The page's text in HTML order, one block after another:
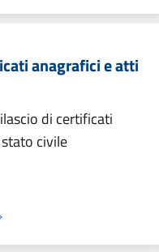
anagrafici e atti
di certificati
civile